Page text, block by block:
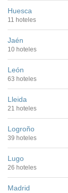
Huesca
11 hoteles
Jaén
10 hoteles
León
63 hoteles
Lleida
21 hoteles
Logroño
39 hoteles
Lugo
26 hoteles
Madrid